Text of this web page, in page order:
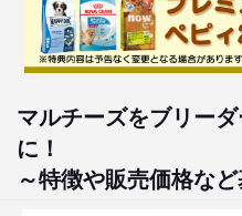
マルチーズをブリー
に！
～特徴や販売価格な